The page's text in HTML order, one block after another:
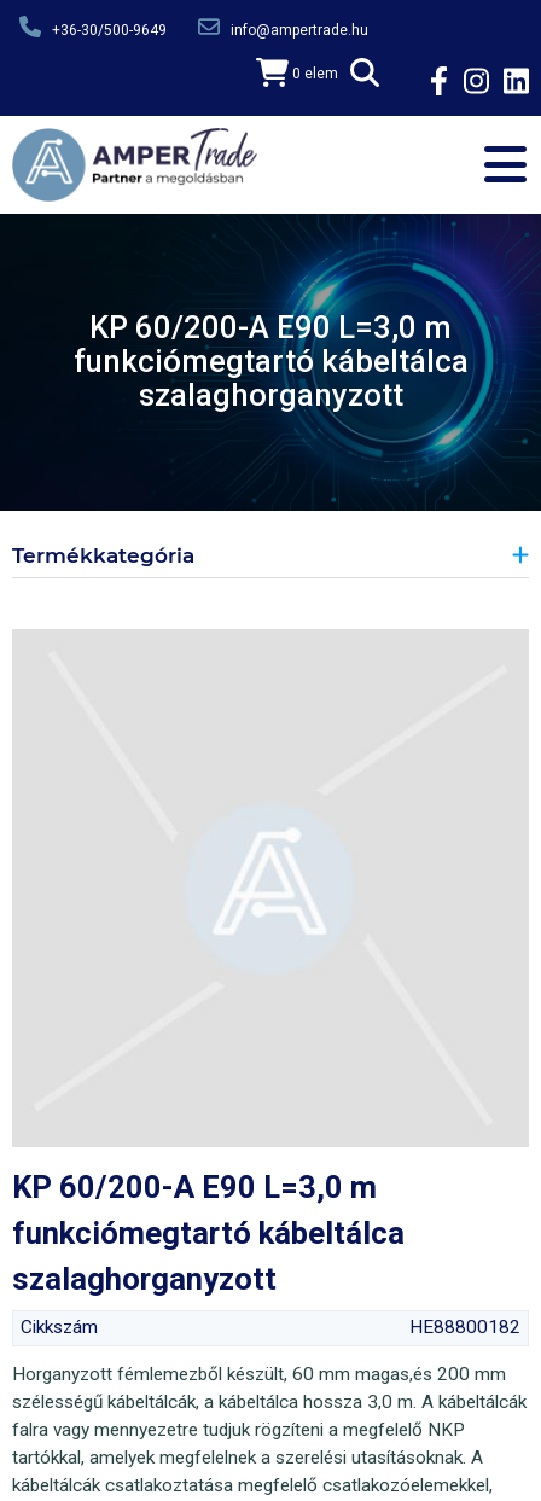
Ugrás a tartalomra
+36-30/500-9649 info@ampertrade.hu
0 elem
KP 60/200-A E90 L=3,0 m
funkciómegtartó kábeltálca
szalaghorganyzott
Termékkategória
KP 60/200-A E90 L=3,0 m
funkciómegtartó kábeltálca
szalaghorganyzott
Cikkszám HE88800182
Horganyzott fémlemezből készült, 60 mm magas,és 200 mm
szélességű kábeltálcák, a kábeltálca hossza 3,0 m. A kábeltálcák
falra vagy mennyezetre tudjuk rögzíteni a megfelelő NKP
tartókkal, amelyek megfelelnek a szerelési utasításoknak. A
kábeltálcák csatlakoztatása megfelelő csatlakozóelemekkel,